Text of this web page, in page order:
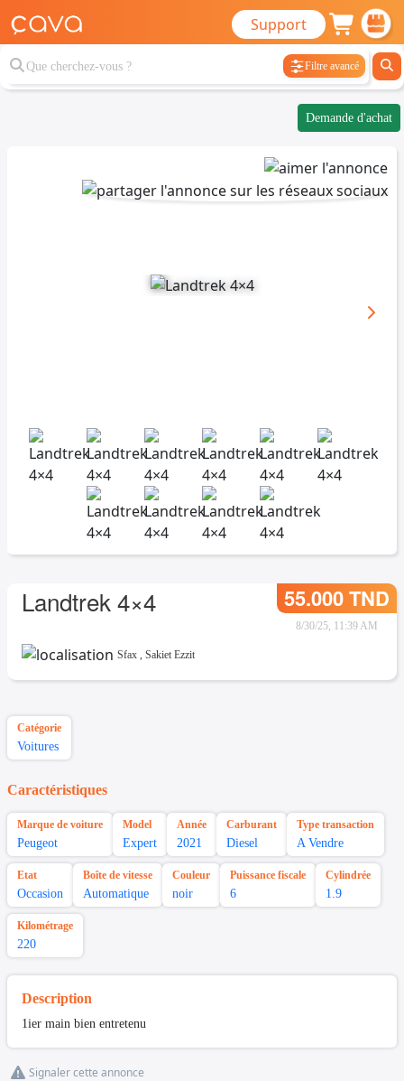
Support
Filtre avancé
Demande d'achat
Landtrek 4×4 55.000 TND
8/30/25, 11:39 AM
Sfax , Sakiet Ezzit
Catégorie
Voitures
Caractéristiques
Marque de voiture
Peugeot
Model
Expert
Année
2021
Carburant
Diesel
Type transaction
A Vendre
Etat
Occasion
Boîte de vitesse
Automatique
Couleur
noir
Puissance fiscale
6
Cylindrée
1.9
Kilométrage
220
Description
1ier main bien entretenu
Signaler cette annonce